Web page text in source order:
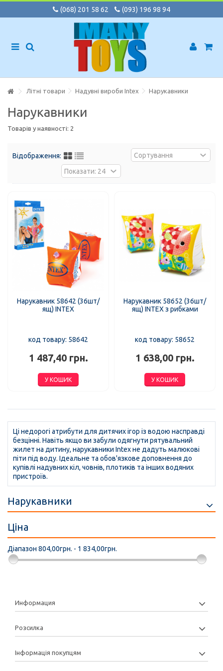
(068) 201 58 62 (093) 196 98 94
Літні товари Надувні вироби Intex Нарукавники
Нарукавники
Товарів у наявності: 2
Відображення:
Нарукавник 58642 (36шт/
ящ) INTEX
код товару: 58642
1 487,40 грн.
У КОШИК
Нарукавник 58652 (36шт/
ящ) INTEX з рибками
код товару: 58652
1 638,00 грн.
У КОШИК
Ці недорогі атрибути для дитячих ігор із водою насправді
безцінні. Навіть якщо ви забули одягнути рятувальний
жилет на дитину, нарукавники Intex не дадуть малюкові
піти під воду. Ідеальне та обов'язкове доповнення до
купівлі надувних кіл, човнів, плотиків та інших водяних
пристроїв.
Нарукавники
Ціна
Діапазон 804,00грн. - 1 834,00грн.
Информация
Розсилка
Інформація покупцям